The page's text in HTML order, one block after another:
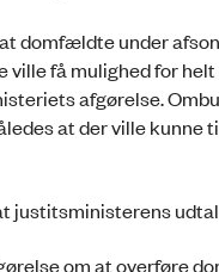
domfældte under
ville få mulighed for
afgørelse.
at der ville
justitsministerens
om at overføre